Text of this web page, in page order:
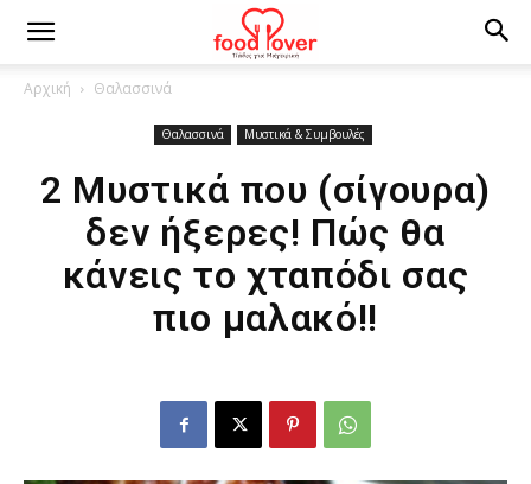
Αρχική Θαλασσινά
Θαλασσινά Μυστικά & Συμβουλές
2 Μυστικά που (σίγουρα)
δεν ήξερες! Πώς θα
κάνεις το χταπόδι σας
πιο μαλακό!!